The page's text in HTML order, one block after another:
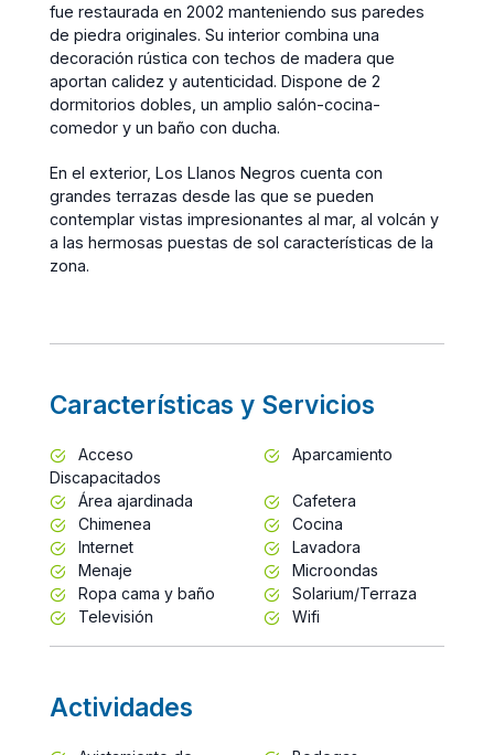
fue restaurada en 2002 manteniendo sus paredes
de piedra originales. Su interior combina una
decoración rústica con techos de madera que
aportan calidez y autenticidad. Dispone de 2
dormitorios dobles, un amplio salón-cocina-
comedor y un baño con ducha.
En el exterior, Los Llanos Negros cuenta con
grandes terrazas desde las que se pueden
contemplar vistas impresionantes al mar, al volcán y
a las hermosas puestas de sol características de la
zona.
Características y Servicios
Acceso
Discapacitados
Aparcamiento
Área ajardinada
Cafetera
Chimenea
Cocina
Internet
Lavadora
Menaje
Microondas
Ropa cama y baño
Solarium/Terraza
Televisión
Wifi
Actividades